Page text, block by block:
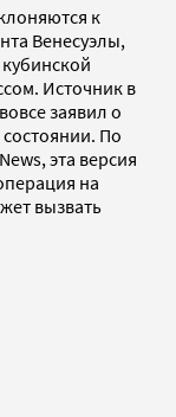
к
Венесуэлы,
Источник в
заявил о
По
эта версия
на
вызвать